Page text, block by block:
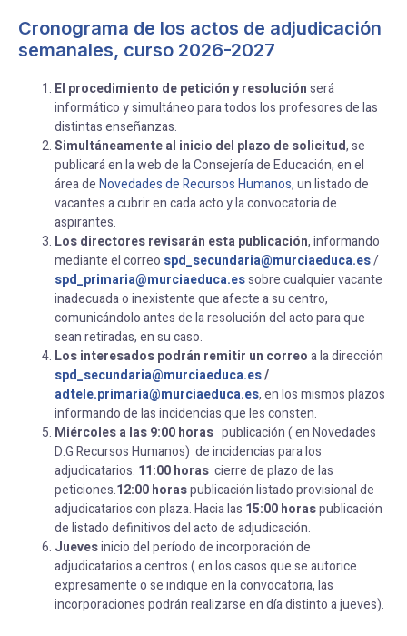
Cronograma de los actos de adjudicación
semanales, curso 2026-2027
El procedimiento de petición y resoluciónserá
informático y simultáneo para todos los profesores de las
distintas enseñanzas.
Simultáneamente al inicio del plazo de solicitud, se
publicará en la web de la Consejería de Educación, en el
área deNovedades de Recursos Humanos, un listado de
vacantes a cubrir en cada acto y la convocatoria de
aspirantes.
Los directores revisarán esta publicación, informando
mediante el correo spd_secundaria@murciaeduca.es/
spd_primaria@murciaeduca.essobre cualquier vacante
inadecuada o inexistente que afecte a su centro,
comunicándolo antes de la resolución del acto para que
sean retiradas, en su caso.
Los interesados podrán remitir un correoa la dirección
spd_secundaria@murciaeduca.es/
adtele.primaria@murciaeduca.es, en los mismos plazos
informando de las incidencias que les consten.
Miércoles a las 9:00 horas publicación ( en Novedades
D.G Recursos Humanos) de incidencias para los
adjudicatarios. 11:00horas cierre de plazo de las
peticiones.12:00 horaspublicación listado provisional de
adjudicatarios con plaza. Hacia las 15:00 horaspublicación
de listado definitivos del acto de adjudicación.
Juevesinicio del período de incorporación de
adjudicatarios a centros ( en los casos que se autorice
expresamente o se indique en la convocatoria, las
incorporaciones podrán realizarse en día distinto a jueves).